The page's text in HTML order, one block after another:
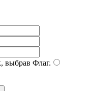
выбрав Флаг.